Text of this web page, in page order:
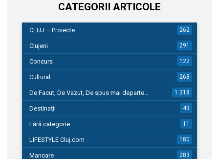
CATEGORII ARTICOLE
CLUJ – Proiecte 262
Clujeni 291
Concurs 122
Cultural 268
De Facut, De Vazut, De spus mai departe… 1.318
Destinații 43
Fără categorie 11
LIFESTYLE Cluj.com 180
Mancare 283